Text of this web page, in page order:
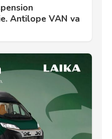
Antilope VAN va